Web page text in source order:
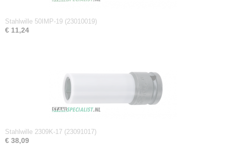
Stahlwille 50IMP-19 (23010019)
€ 11,24
Stahlwille 2309K-17 (23091017)
€ 38,09